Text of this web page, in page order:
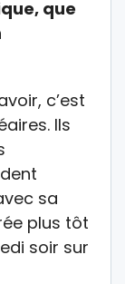
que
c’est
Ils
sa
plus tôt
soir sur